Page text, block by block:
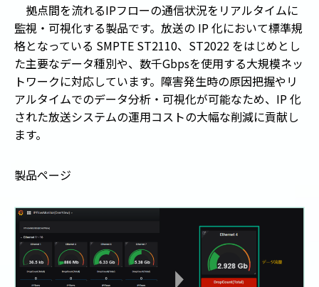
拠点間を流れるIPフローの通信状況をリアルタイムに
監視・可視化する製品です。放送の IP化において標準規
格となっている SMPTE ST2110、 ST2022 をはじめとし
た主要なデータ種別や、数千Gbpsを使用する大規模ネッ
トワークに対応しています。障害発生時の原因把握やリ
アルタイムでのデータ分析・可視化が可能なため、 IP化
された放送システムの運用コストの大幅な削減に貢献し
ます。
製品ページ